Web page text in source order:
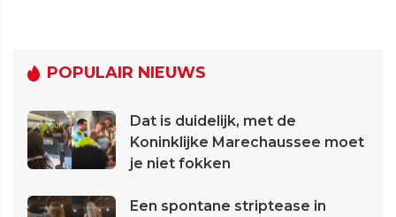
POPULAIR NIEUWS
Dat is duidelijk, met de
Koninklijke Marechaussee moet
je niet fokken
Een spontane striptease in